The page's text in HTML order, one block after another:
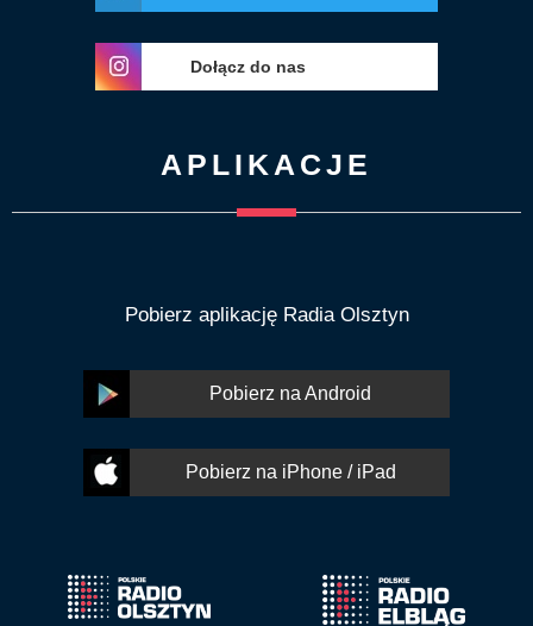
Dołącz do nas
APLIKACJE
Pobierz aplikację Radia Olsztyn
Pobierz na Android
Pobierz na iPhone / iPad